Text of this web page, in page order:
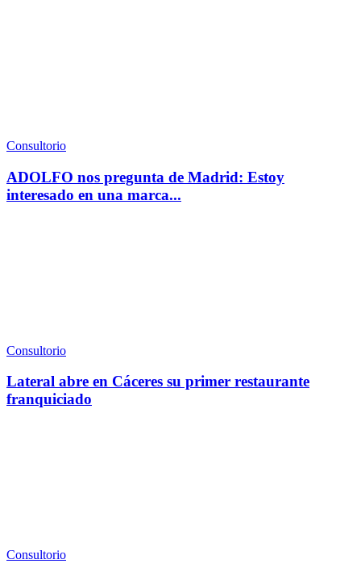
Consultorio
ADOLFO nos pregunta de Madrid: Estoy
interesado en una marca...
Consultorio
Lateral abre en Cáceres su primer restaurante
franquiciado
Consultorio